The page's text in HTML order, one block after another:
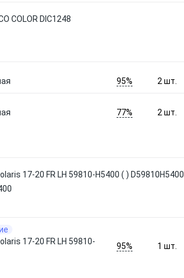
COLOR DIC1248
95% 2 шт.
77% 2 шт.
17-20 FR LH 59810-H5400 ( ) D59810H5400
17-20 FR LH 59810-
95% 1 шт.